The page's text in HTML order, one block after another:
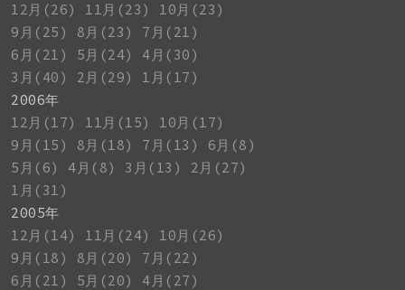
12月(26)
11月(23)
10月(23)
9月(25)
8月(23)
7月(21)
6月(21)
5月(24)
4月(30)
3月(40)
2月(29)
1月(17)
2006年
12月(17)
11月(15)
10月(17)
9月(15)
8月(18) 7月(13)
6月(8)
5月(6)
4月(8) 3月(13)
2月(27)
1月(31)
2005年
12月(14)
11月(24)
10月(26)
9月(18)
8月(20)
7月(22)
6月(21)
5月(20)
4月(27)